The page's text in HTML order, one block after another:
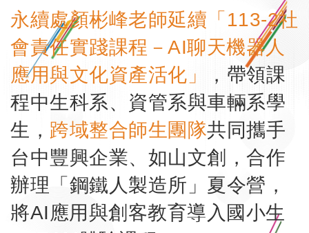
永續處顏彬峰老師延續「113-2社
會責任實踐課程－AI聊天機器人
應用與文化資產活化」
，帶領課
程中生科系、資管系與車輛系學
生， 跨域整合師生團隊共同攜手
台中豐興企業、如山文創，合作
辦理「鋼鐵人製造所」夏令營，
將AI應用與創客教育導入國小生